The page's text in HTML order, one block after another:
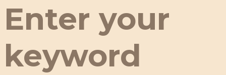
Enter your
keyword